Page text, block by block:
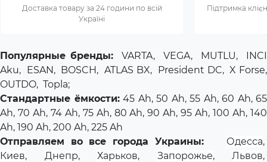
Доставка товару за 24 години по всій
Україні
Підтримка
Популярные бренды: VARTA, VEGA, MUTLU, INCI
Aku, ESAN, BOSCH,ATLAS BX, President DC,X Forse,
OUTDO, Topla;
Стандартные ёмкости:45 Ah, 50 Ah, 55 Ah, 60 Ah, 65
Ah, 70 Ah, 74 Ah, 75 Ah, 80 Ah, 90 Ah, 95 Ah, 100 Ah, 140
Ah, 190 Ah, 200 Ah, 225 Ah
Отправляем во все города Украины:
Одесса,
Киев, Днепр, Харьков, Запорожье, Львов,